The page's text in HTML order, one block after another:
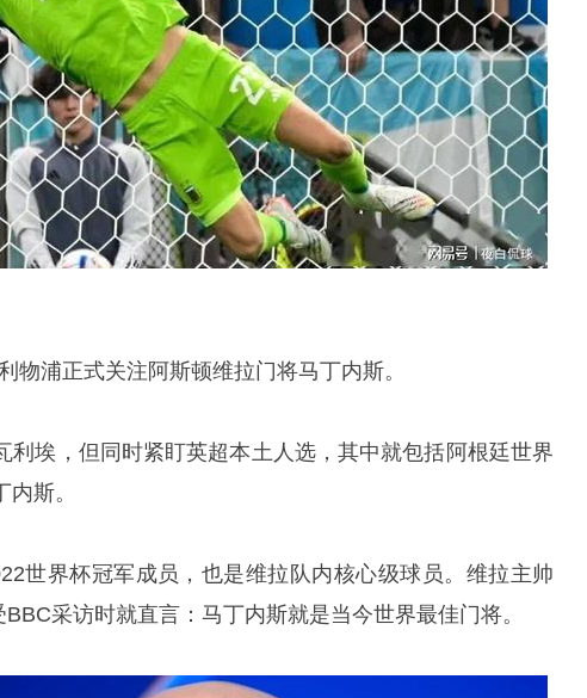
物浦正式关注阿斯顿维拉门将马丁内斯。
利埃，但同时紧盯英超本土人选，其中就包括阿根廷世界
斯。
世界杯冠军成员，也是维拉队内核心级球员。维拉主帅
采访时就直言：马丁内斯就是当今世界最佳门将。